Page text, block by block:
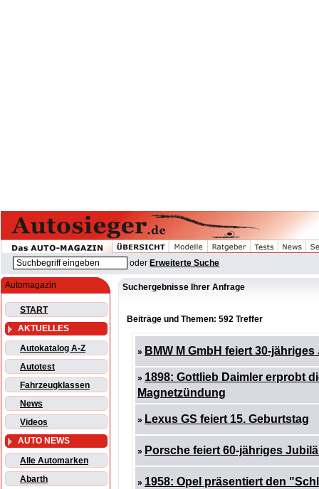
oder Erweiterte Suche
Automagazin
START
AKTUELLES
Autokatalog A-Z
Autotest
Fahrzeugklassen
News
Videos
AUTO NEWS
Alle Automarken
Abarth
Suchergebnisse Ihrer Anfrage
Beiträge und Themen: 592 Treffer
» BMW M GmbH feiert 30-
» 1898: Gottlieb Daimler erprobt
Magnetzündung
» Lexus GS feiert 15. Geburtstag
» Porsche feiert 60-jähriges
» 1958: Opel präsentiert den